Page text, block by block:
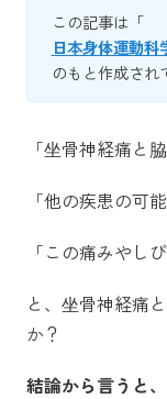
この記事は「
日本身体運動
のもと作成され
「坐骨神経痛と
「他の疾患の可
「この痛みやし
と、坐骨神経痛
か？
結論から言うと